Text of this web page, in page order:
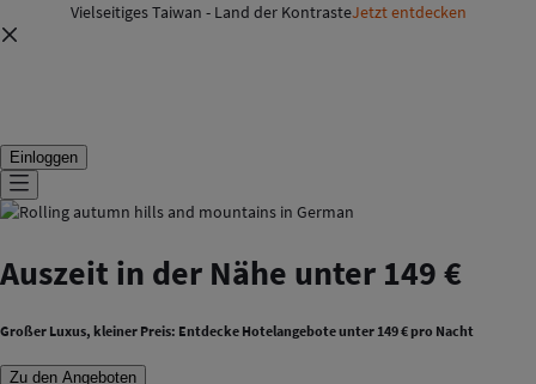
Vielseitiges Taiwan - Land der KontrasteJetzt entdecken
Einloggen
Auszeit in der Nähe unter 149 €
Großer Luxus, kleiner Preis: Entdecke Hotelangebote unter 149 € pro Nacht
Zu den Angeboten